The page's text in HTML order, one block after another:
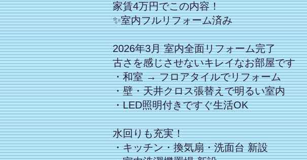
家賃4万円でこの内容！
✨室内フルリフォーム済み
2026年3月 室内全面リフォーム完了
古さを感じさせないキレイなお部屋です
・和室 → フロアタイルでリフォーム
・壁・天井クロス張替えで明るい室内
・LED照明付きですぐ生活OK
水回りも充実！
・キッチン・換気扇・洗面台 新設